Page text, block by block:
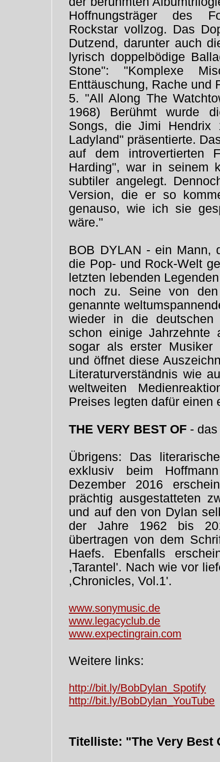
Hoffnungsträger des
Rockstar vollzog. Das
Dutzend, darunter auch
lyrisch doppelbödige
Stone": "Komplexe
Enttäuschung, Rache und
5. "All Along The
1968) Berühmt wurde
Songs, die Jimi Hendrix
Ladyland" präsentierte.
auf dem introvertierten
Harding", war in seinem
subtiler angelegt.
Version, die er so
genauso, wie ich sie
wäre."
BOB DYLAN - ein Mann,
die Pop- und Rock-Welt
letzten lebenden
noch zu. Seine von
genannte
wieder in die deutschen
schon einige
sogar als erster Musiker
und öffnet diese
Literaturverständnis wie
weltweiten
Preises legten dafür einen
THE VERY BEST OF -
Übrigens: Das
exklusiv beim
Dezember 2016
prächtig ausgestatteten
und auf den von Dylan
der Jahre 1962 bis
übertragen von dem
Haefs. Ebenfalls
,Tarantel'. Nach wie vor
,Chronicles, Vol.1'.
www.sonymusic.de
www.legacyclub.de
www.expectingrain.com
Weitere links:
http://bit.ly/BobDylan_Spotify
http://bit.ly/BobDylan_YouTube
Titelliste: "The Very Best